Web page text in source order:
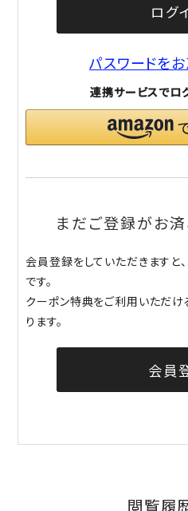
ログ
パスワードを
連携サービスでロ
まだご登録がお
会員登録をしていただきますと
です。
クーポン特典をご利用いただ
ります。
会員
閲覧履